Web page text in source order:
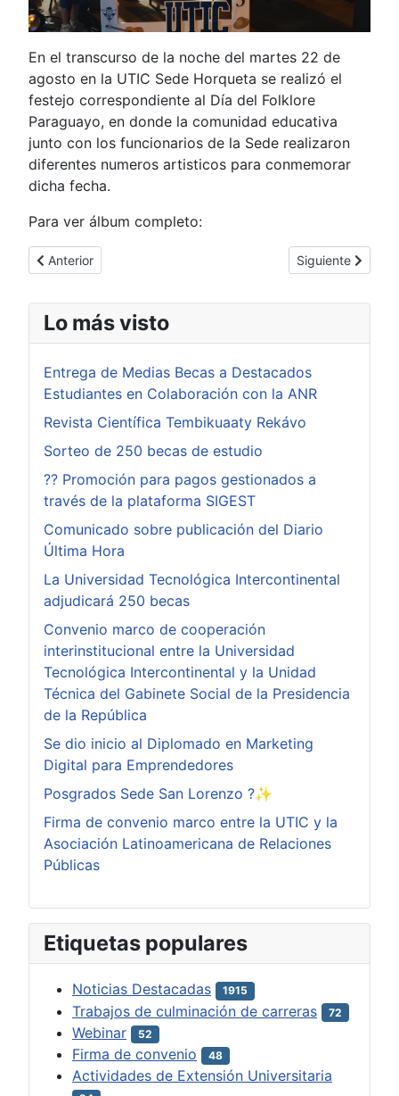
En el transcurso de la noche del martes 22 de
agosto en la UTIC Sede Horqueta se realizó el
festejo correspondiente al Día del Folklore
Paraguayo, en donde la comunidad educativa
junto con los funcionarios de la Sede realizaron
diferentes numeros artisticos para conmemorar
dicha fecha.
Para ver álbum completo:
Artículo anterior: Conferencia sobre la Prevención del
Anterior Artículo
Siguiente
Lo más visto
Entrega de Medias Becas a Destacados
Estudiantes en Colaboración con la ANR
Revista Científica Tembikuaaty Rekávo
Sorteo de 250 becas de estudio
?? Promoción para pagos gestionados a
través de la plataforma SIGEST
Comunicado sobre publicación del Diario
Última Hora
La Universidad Tecnológica Intercontinental
adjudicará 250 becas
Convenio marco de cooperación
interinstitucional entre la Universidad
Tecnológica Intercontinental y la Unidad
Técnica del Gabinete Social de la Presidencia
de la República
Se dio inicio al Diplomado en Marketing
Digital para Emprendedores
Posgrados Sede San Lorenzo ?✨
Firma de convenio marco entre la UTIC y la
Asociación Latinoamericana de Relaciones
Públicas
Etiquetas populares
Noticias Destacadas 1915
Trabajos de culminación de carreras 72
Webinar 52
Firma de convenio 48
Actividades de Extensión Universitaria